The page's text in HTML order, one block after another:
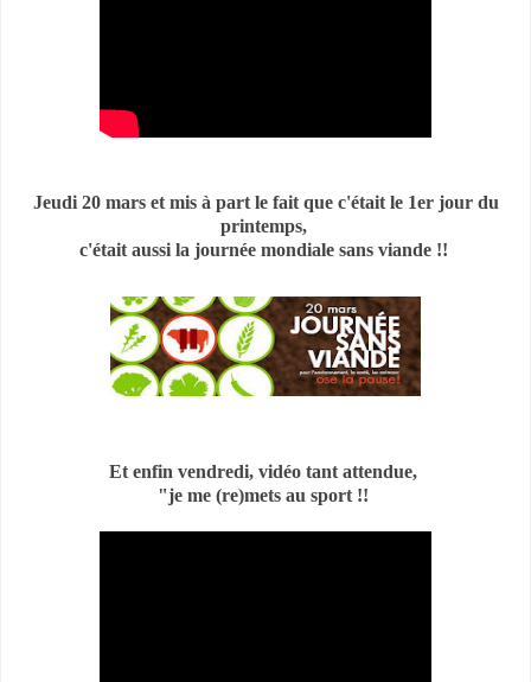
Jeudi 20 mars et mis à part le fait que c'était le 1er jour du
printemps,
c'était aussi la journée mondiale sans viande !!
Et enfin vendredi, vidéo tant attendue,
"je me (re)mets au sport !!